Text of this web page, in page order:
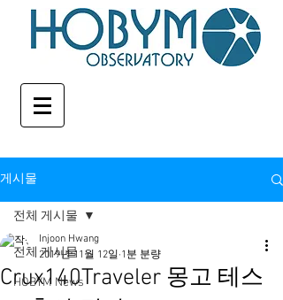
게시물
전체 게시물
HOBYM News
전체 게시물
Crux140Traveler 몽고 테스
Injoon Hwang
2019년 11월 12일 1분 분량